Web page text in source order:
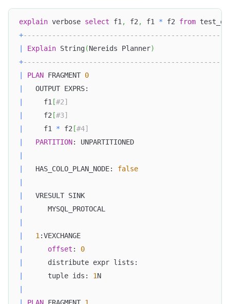
explain verbose select f1 , f2 , f1 * f2 from
+
|
Explain String(Nereids Planner)
+
|
PLAN FRAGMENT 0
|
|
     f1
[#2]
|
     f2
[#3]
|
     f1
* f2 [#4]
|
PARTITION:
|
|
   HAS_COLO_PLAN_NODE:
false
|
|
|
|
|
1
|
offset : 0
|
|
      tuple ids:
1
|
|
PLAN FRAGMENT 1